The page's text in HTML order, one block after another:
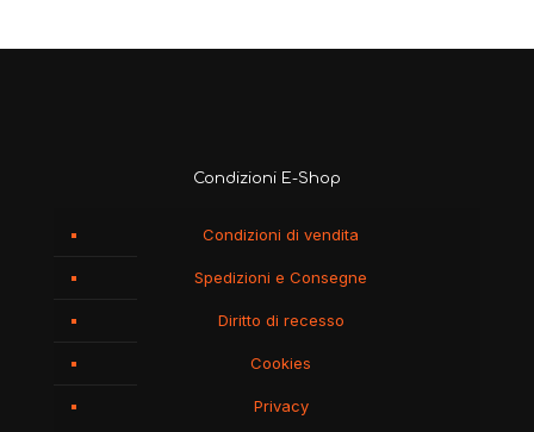
Condizioni E-Shop
Condizioni di vendita
Spedizioni e Consegne
Diritto di recesso
Cookies
Privacy